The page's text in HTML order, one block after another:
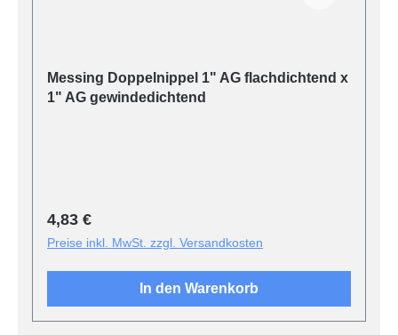
Messing Doppelnippel 1" AG flachdichtend x
1" AG gewindedichtend
Regulärer Preis:
4,83 €
Preise inkl. MwSt. zzgl. Versandkosten
In den Warenkorb